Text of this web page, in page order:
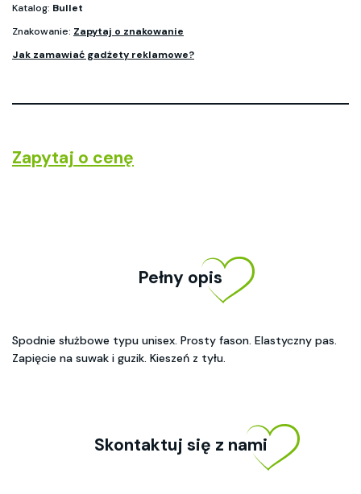
Katalog: Bullet
Znakowanie: Zapytaj o znakowanie
Jak zamawiać gadżety reklamowe?
Zapytaj o cenę
Pełny opis
Spodnie służbowe typu unisex. Prosty fason. Elastyczny pas.
Zapięcie na suwak i guzik. Kieszeń z tyłu.
Skontaktuj się z nami